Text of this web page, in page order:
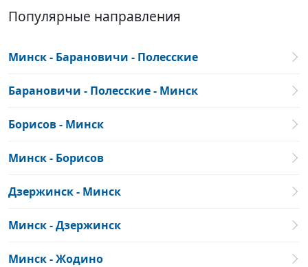
Популярные направления
Минск - Барановичи - Полесские
Барановичи - Полесские - Минск
Борисов - Минск
Минск - Борисов
Дзержинск - Минск
Минск - Дзержинск
Минск - Жодино